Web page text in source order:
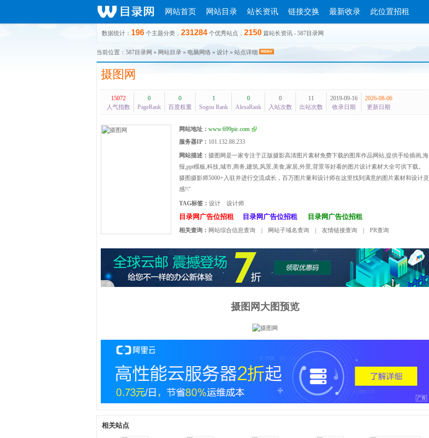
网站首页 网站目录 站长资讯 链接交换 最新收录 此位置招租
数据统计： 196 个主题分类， 231284 个优秀站点， 2150 篇站长资讯 - 587目录网
当前位置： 587目录网 » 网站目录 » 电脑网络 » 设计 » 站点详细
摄图网
15072
人气指数
0
PageRank
0
百度权重
1
Sogou Rank
0
AlexaRank
0
入站次数
11
出站次数
2019-09-16
收录日期
2026-08-06
更新日期
网站地址： www.699pic.com
服务器IP： 101.132.88.233
网站描述： 摄图网是一家专注于正版摄影高清图片素材免费下载的图库作品网站,提供手绘插画,海
报,ppt模板,科技,城市,商务,建筑,风景,美食,家居,外景,背景等好看的图片设计素材大全可供下载。
摄图摄影师5000+入驻并进行交流成长，百万图片量和设计师在这里找到满意的图片素材和设计灵
感!\"
TAG标签： 设计 设计师
目录网广告位招租 目录网广告位招租 目录网广告位招租
相关查询： 网站综合信息查询 网站子域名查询 友情链接查询 PR查询
摄图网大图预览
相关站点